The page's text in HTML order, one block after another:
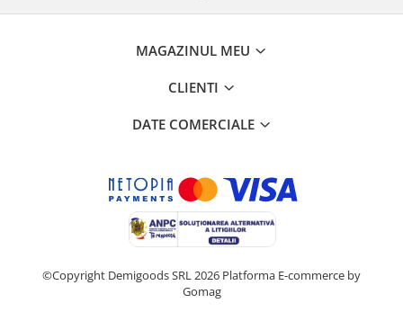
TV, Audio & Foto
Aparate Foto & Accesorii
Audio HI-FI & Profesionale
Camere video si sport
MAGAZINUL MEU
CLIENTI
DATE COMERCIALE
©Copyright Demigoods SRL 2026 Platforma E-commerce by
Gomag